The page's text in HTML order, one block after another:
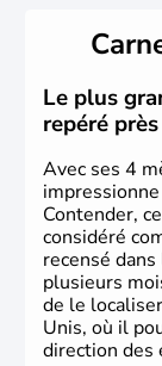
Plusieurs
des
Christophe
britanniques
en 1776 et
La conquête
phase de
Le plus
repéré
Avec ses 4
Contender,
considéré
recensé
plusieurs
de le
Unis, où il
direction des